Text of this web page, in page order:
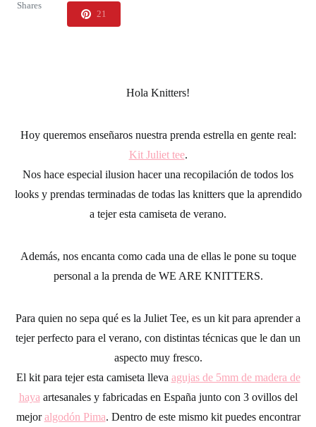
Shares
21
Hola Knitters!
Hoy queremos enseñaros nuestra prenda estrella en gente real:
Kit Juliet tee.
Nos hace especial ilusion hacer una recopilación de todos los
looks y prendas terminadas de todas las knitters que la aprendido
a tejer esta camiseta de verano.
Además, nos encanta como cada una de ellas le pone su toque
personal a la prenda de WE ARE KNITTERS.
Para quien no sepa qué es la Juliet Tee, es un kit para aprender a
tejerperfecto para el verano, con distintas técnicas que le dan un
aspecto muy fresco.
El kit para tejer esta camiseta lleva agujas de 5mm de madera de
haya artesanales y fabricadas en España junto con 3 ovillos del
mejoralgodón Pima. Dentro de este mismo kitpuedes encontrar